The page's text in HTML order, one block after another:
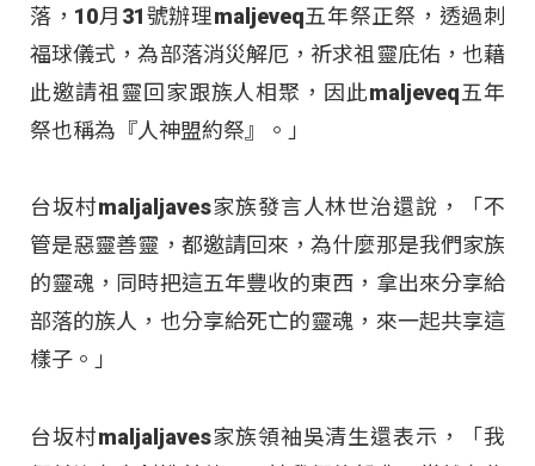
落，10月31號辦理maljeveq五年祭正祭，透過刺
福球儀式，為部落消災解厄，祈求祖靈庇佑，也藉
此邀請祖靈回家跟族人相聚，因此maljeveq五年
祭也稱為『人神盟約祭』。」
台坂村maljaljaves家族發言人林世治還說，「不
管是惡靈善靈，都邀請回來，為什麼那是我們家族
的靈魂，同時把這五年豐收的東西，拿出來分享給
部落的族人，也分享給死亡的靈魂，來一起共享這
樣子。」
台坂村maljaljaves家族領袖吳清生還表示，「我